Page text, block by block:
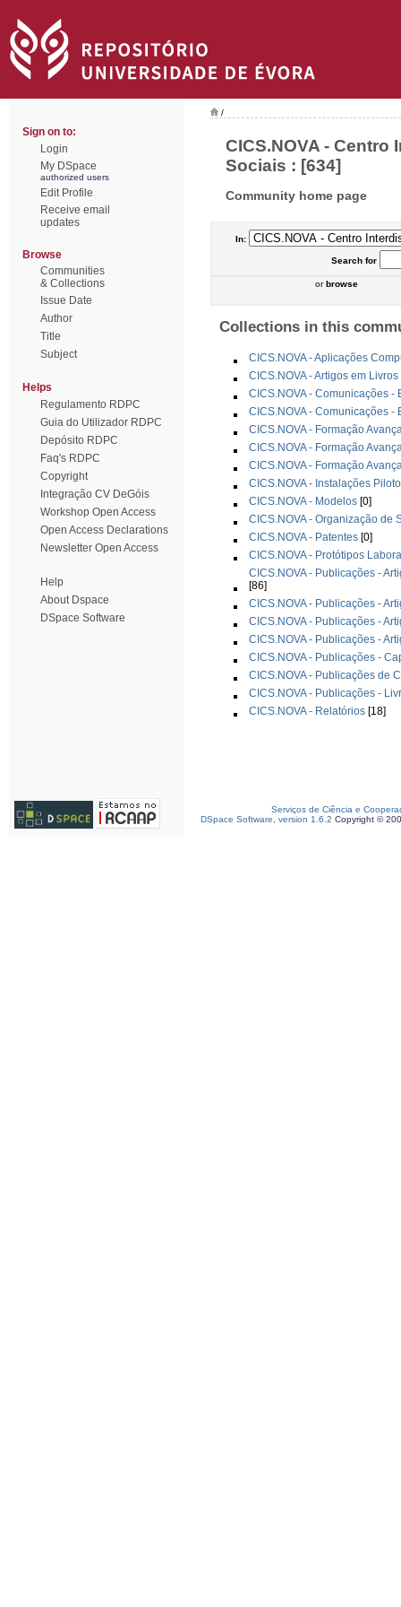
Sign on to:
Login
My DSpace
authorized users
Edit Profile
Receive email
updates
Browse
Communities
& Collections
Issue Date
Author
Title
Subject
Helps
Regulamento RDPC
Guia do Utilizador RDPC
Depósito RDPC
Faq's RDPC
Copyright
Integração CV DeGóis
Workshop Open Access
Open Access Declarations
Newsletter Open Access
Help
About Dspace
DSpace Software
/
CICS.NOVA -
Sociais : [634]
Community home page
In:
Searchfor
orbrowse
Collections in this
CICS.NOVA - Aplicações
CICS.NOVA - Artigos em
CICS.NOVA - Comunicações
CICS.NOVA - Comunicações
CICS.NOVA - Formação
CICS.NOVA - Formação
CICS.NOVA - Formação
CICS.NOVA - Instalações Piloto
CICS.NOVA - Modelos [0]
CICS.NOVA - Organização de
CICS.NOVA - Patentes [0]
CICS.NOVA - Protótipos
CICS.NOVA - Publicações -
[86]
CICS.NOVA - Publicações -
CICS.NOVA - Publicações -
CICS.NOVA - Publicações -
CICS.NOVA - Publicações -
CICS.NOVA - Publicações de
CICS.NOVA - Publicações -
CICS.NOVA - Relatórios [18]
Serviços de Ciência e
DSpace Software, version 1.6.2 Copyright ©